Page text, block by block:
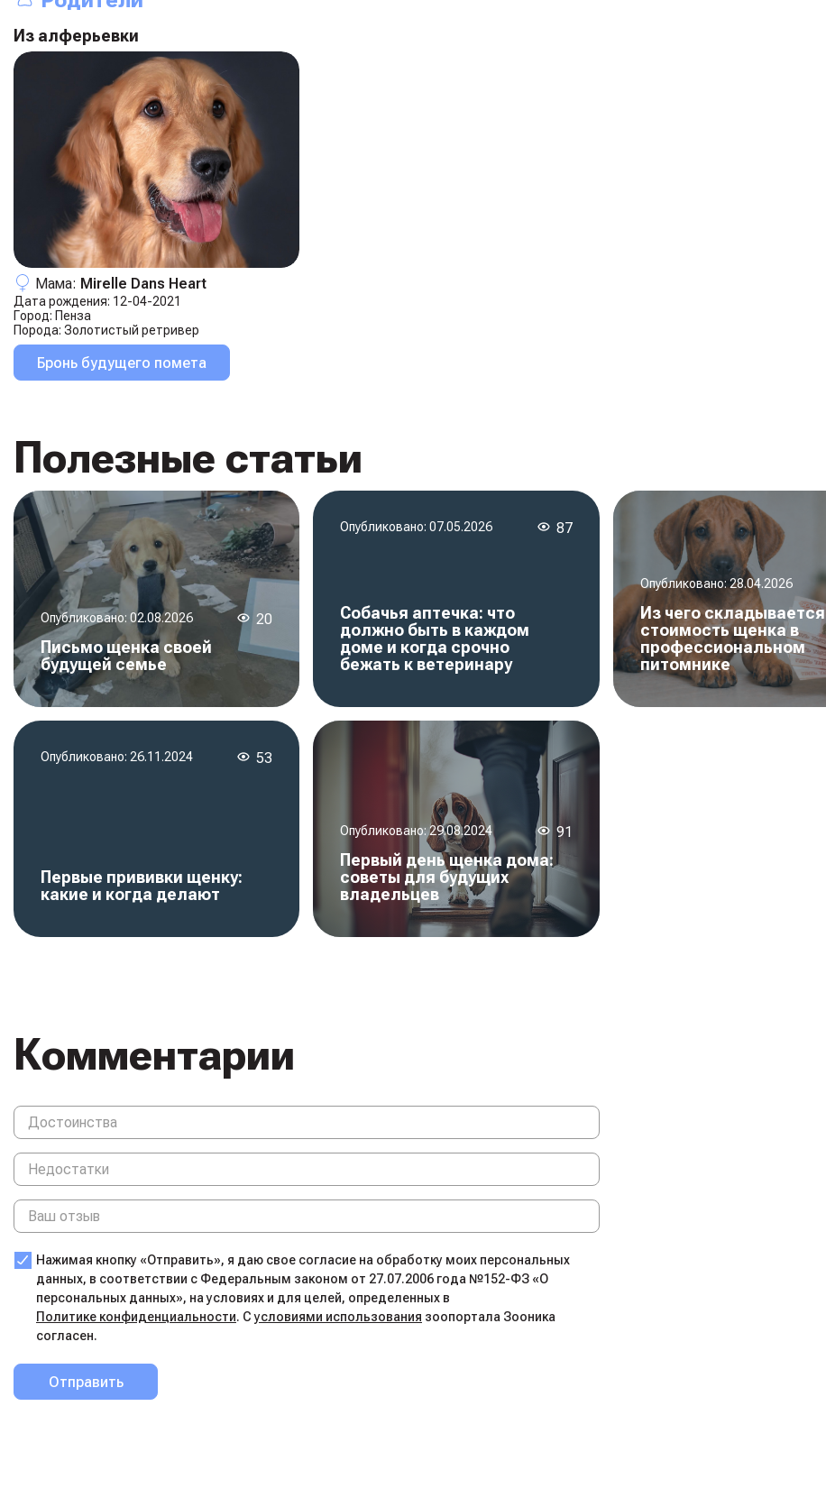
Из алферьевки
Мама: Mirelle Dans Heart
Дата рождения: 12-04-2021
Город: Пенза
Порода: Золотистый ретривер
Бронь будущего помета
Полезные статьи
Опубликовано: 02.08.2026 20
Письмо щенка своей
будущей семье
Опубликовано:07.05.2026 87
Собачья аптечка: что
должно быть в каждом
доме и когда срочно
бежать к ветеринару
Опубликовано: 28.04.2026
Из чего складывается
стоимость щенка в
профессиональном
питомнике
Опубликовано: 26.11.2024 53
Первые прививки щенку:
какие и когда делают
Опубликовано:29.08.2024 91
Первый день щенка дома:
советы для будущих
владельцев
Комментарии
Нажимая кнопку «Отправить», я даю свое согласие на обработку моих персональных
данных, в соответствии с Федеральным законом от 27.07.2006 года №152-ФЗ «О
персональных данных», на условиях и для целей, определенных в
Политике конфиденциальности. Сусловиями использования зоопортала Зооника
согласен.
Отправить